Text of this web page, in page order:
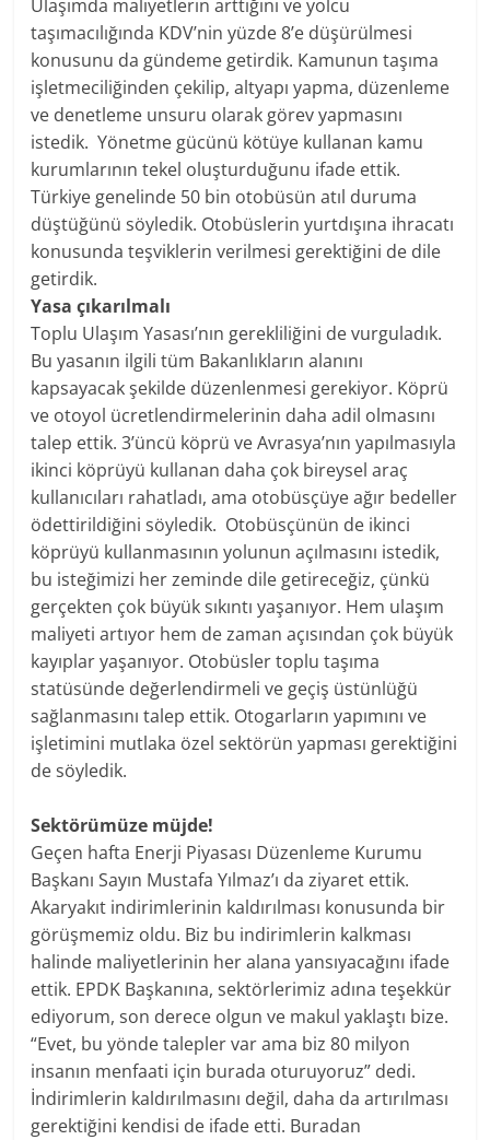
Ulaşımda maliyetlerin arttığını ve yolcu
taşımacılığında KDV’nin yüzde 8’e düşürülmesi
konusunu da gündeme getirdik. Kamunun taşıma
işletmeciliğinden çekilip, altyapı yapma, düzenleme
ve denetleme unsuru olarak görev yapmasını
istedik. Yönetme gücünü kötüye kullanan kamu
kurumlarının tekel oluşturduğunu ifade ettik.
Türkiye genelinde 50 bin otobüsün atıl duruma
düştüğünü söyledik. Otobüslerin yurtdışına ihracatı
konusunda teşviklerin verilmesi gerektiğini de dile
getirdik.
Yasa çıkarılmalı
Toplu Ulaşım Yasası’nın gerekliliğini de vurguladık.
Bu yasanın ilgili tüm Bakanlıkların alanını
kapsayacak şekilde düzenlenmesi gerekiyor. Köprü
ve otoyol ücretlendirmelerinin daha adil olmasını
talep ettik. 3’üncü köprü ve Avrasya’nın yapılmasıyla
ikinci köprüyü kullanan daha çok bireysel araç
kullanıcıları rahatladı, ama otobüsçüye ağır bedeller
ödettirildiğini söyledik. Otobüsçünün de ikinci
köprüyü kullanmasının yolunun açılmasını istedik,
bu isteğimizi her zeminde dile getireceğiz, çünkü
gerçekten çok büyük sıkıntı yaşanıyor. Hem ulaşım
maliyeti artıyor hem de zaman açısından çok büyük
kayıplar yaşanıyor. Otobüsler toplu taşıma
statüsünde değerlendirmeli ve geçiş üstünlüğü
sağlanmasını talep ettik. Otogarların yapımını ve
işletimini mutlaka özel sektörün yapması gerektiğini
de söyledik.
Sektörümüze müjde!
Geçen hafta Enerji Piyasası Düzenleme Kurumu
Başkanı Sayın Mustafa Yılmaz’ı da ziyaret ettik.
Akaryakıt indirimlerinin kaldırılması konusunda bir
görüşmemiz oldu. Biz bu indirimlerin kalkması
halinde maliyetlerinin her alana yansıyacağını ifade
ettik. EPDK Başkanına, sektörlerimiz adına teşekkür
ediyorum, son derece olgun ve makul yaklaştı bize.
“Evet, bu yönde talepler var ama biz 80 milyon
insanın menfaati için burada oturuyoruz” dedi.
İndirimlerin kaldırılmasını değil, daha da artırılması
gerektiğini kendisi de ifade etti. Buradan